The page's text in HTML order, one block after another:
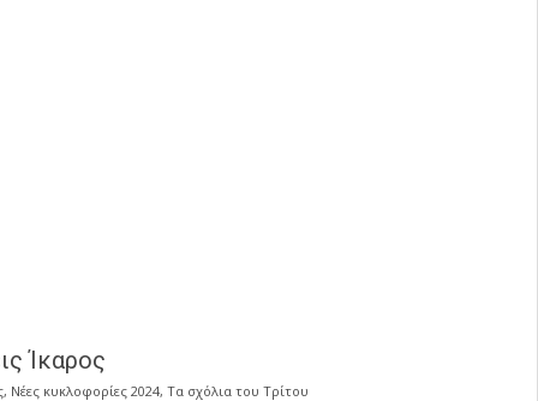
Ίκαρος
, Νέες κυκλοφορίες 2024, Τα σχόλια του Τρίτου